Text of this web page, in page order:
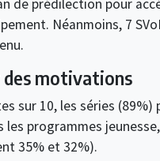
de prédilection pour
Néanmoins, 7
motivations
sur 10, les séries
programmes
35% et 32%).